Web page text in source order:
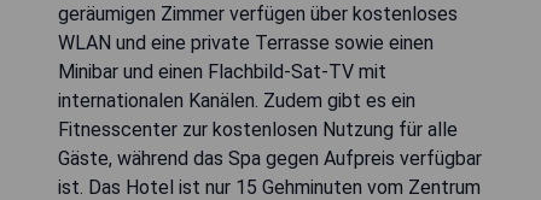
geräumigen Zimmer verfügen über kostenloses
WLAN und eine private Terrasse sowie einen
Minibar und einen Flachbild-Sat-TV mit
internationalen Kanälen. Zudem gibt es ein
Fitnesscenter zur kostenlosen Nutzung für alle
Gäste, während das Spa gegen Aufpreis verfügbar
ist. Das Hotel ist nur 15 Gehminuten vom Zentrum